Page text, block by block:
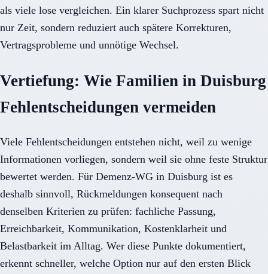
als viele lose vergleichen. Ein klarer Suchprozess spart nicht
nur Zeit, sondern reduziert auch spätere Korrekturen,
Vertragsprobleme und unnötige Wechsel.
Vertiefung: Wie Familien in Duisburg
Fehlentscheidungen vermeiden
Viele Fehlentscheidungen entstehen nicht, weil zu wenige
Informationen vorliegen, sondern weil sie ohne feste Struktur
bewertet werden. Für Demenz-WG in Duisburg ist es
deshalb sinnvoll, Rückmeldungen konsequent nach
denselben Kriterien zu prüfen: fachliche Passung,
Erreichbarkeit, Kommunikation, Kostenklarheit und
Belastbarkeit im Alltag. Wer diese Punkte dokumentiert,
erkennt schneller, welche Option nur auf den ersten Blick